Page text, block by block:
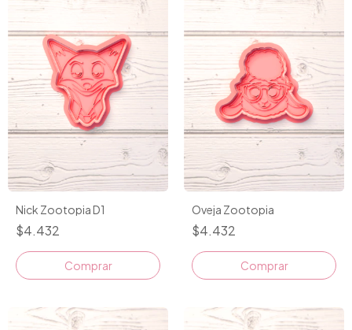
Nick Zootopia D1
$4.432
Comprar
Oveja Zootopia
$4.432
Comprar